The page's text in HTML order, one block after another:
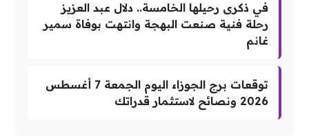
في ذكرى رحيلها الخامسة.. دلال عبد العزيز
رحلة فنية صنعت البهجة وانتهت بوفاة سمير
غانم
توقعات برج الجوزاء اليوم الجمعة 7 أغسطس
2026 ونصائح لاستثمار قدراتك